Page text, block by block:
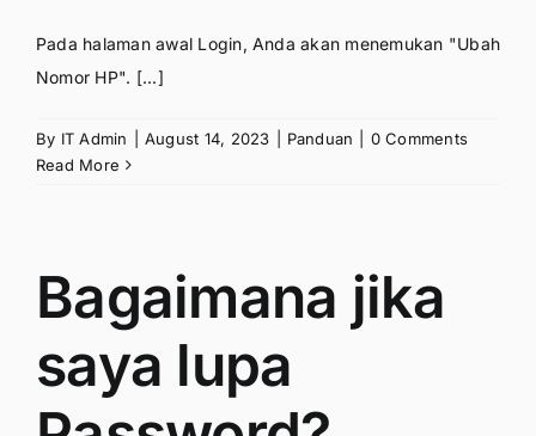
Pada halaman awal Login, Anda akan menemukan "Ubah
Nomor HP". [...]
By IT Admin August 14, 2023 Panduan
0 Comments
Read More
Bagaimana jika
saya lupa